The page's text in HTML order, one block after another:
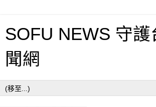
SOFU NEWS 守護
聞網